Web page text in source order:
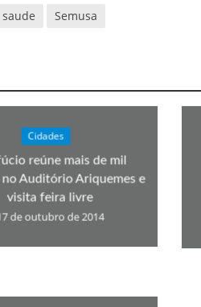
saude Semusa
Cidades
reúne mais de mil
no Auditório Ariquemes e
visita feira livre
de outubro de 2014